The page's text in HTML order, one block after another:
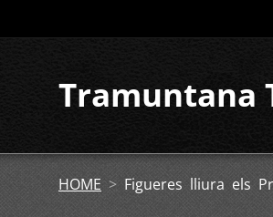
Tramuntana
HOME > Figueres lliura els